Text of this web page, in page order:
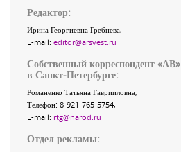
Редактор:
Ирина Георгиевна Гребнёва,
E-mail: editor@arsvest.ru
Собственный корреспондент «АВ»
в Санкт-Петербурге:
Романенко Татьяна Гаврииловна,
Телефон: 8-921-765-5754,
E-mail: rtg@narod.ru
Отдел рекламы: